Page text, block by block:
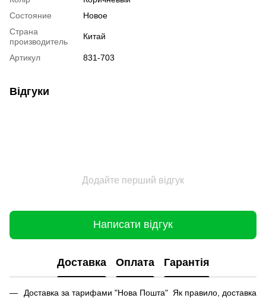
Состояние
Новое
Страна
производитель
Китай
Артикул 831-703
Відгуки
Додайте перший відгук
Написати відгук
Доставка Оплата Гарантія
Доставка за тарифами "Нова Пошта" Як правило, доставка